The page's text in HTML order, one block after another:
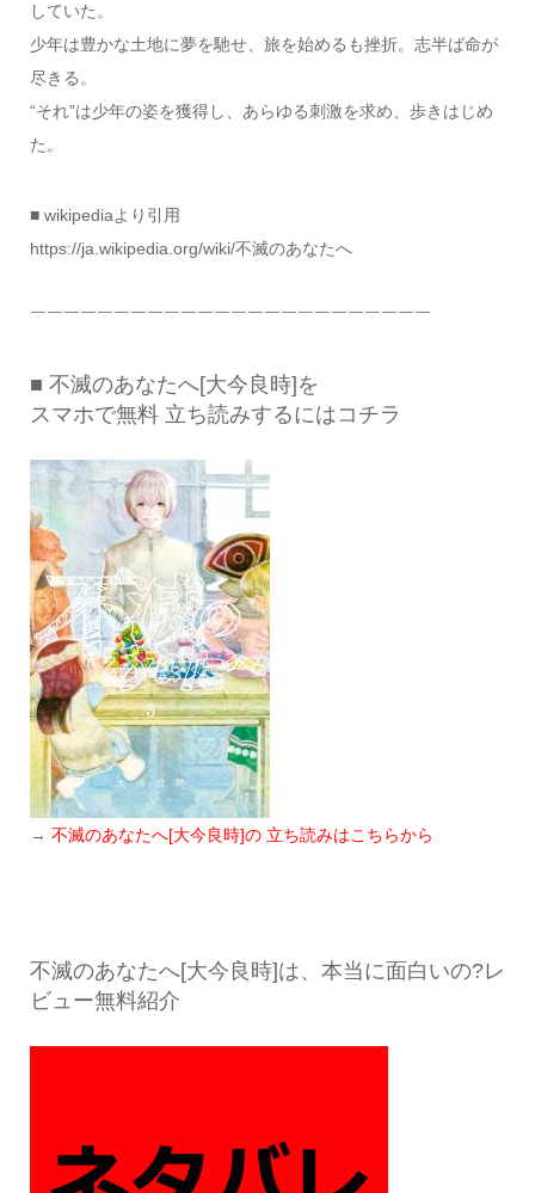
していた。
少年は豊かな土地に夢を馳せ、旅を始めるも挫折。志半ば命が
尽きる。
“それ”は少年の姿を獲得し、あらゆる刺激を求め、歩きはじめ
た。
■ wikipediaより引用
https://ja.wikipedia.org/wiki/不滅のあなたへ
￣￣￣￣￣￣￣￣￣￣￣￣￣￣￣￣￣￣￣￣￣￣￣￣
■ 不滅のあなたへ[大今良時]を
スマホで無料 立ち読みするにはコチラ
→ 不滅のあなたへ[大今良時]の 立ち読みはこちらから
不滅のあなたへ[大今良時]は、本当に面白いの?レ
ビュー無料紹介